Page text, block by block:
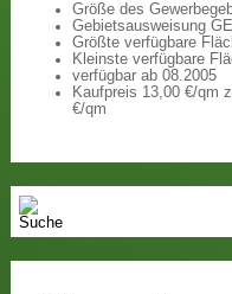
Größe des
Gebietsausweisung
Größte verfügbare
Kleinste verfügbare
verfügbar ab 08.2005
Kaufpreis 13,00 €/qm
€/qm